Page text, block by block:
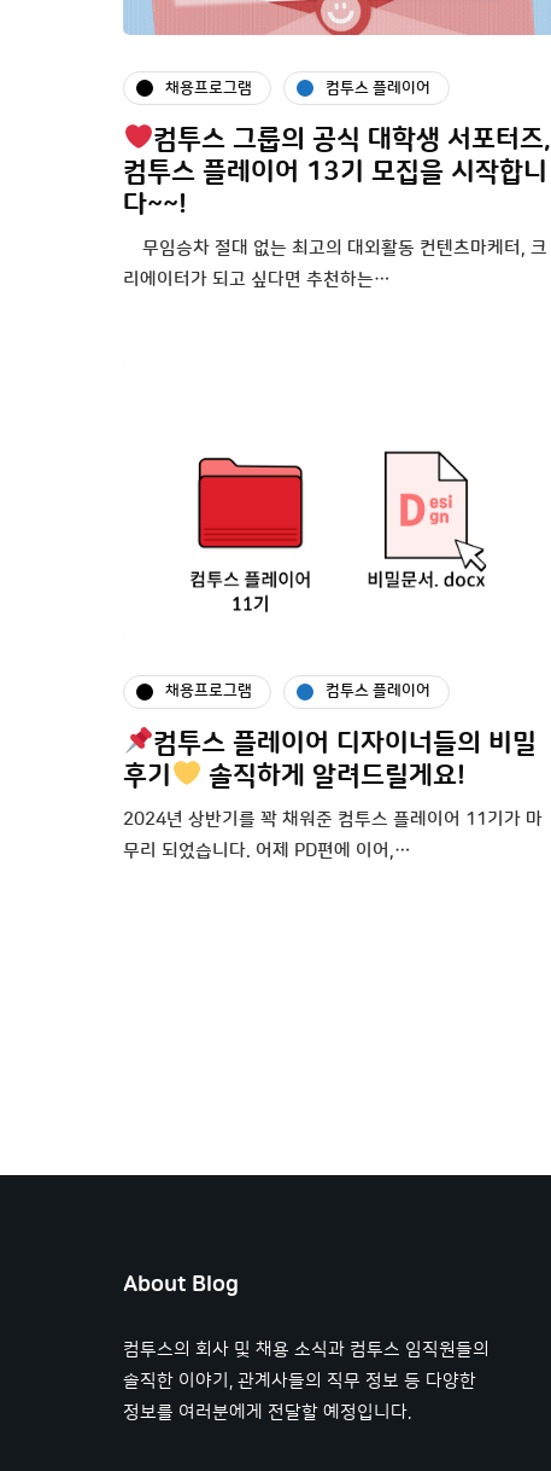
채용프로그램 컴투스 플레이어
컴투스 그룹의 공식 대학생 서포터즈,
컴투스 플레이어 13기 모집을 시작합니
다~~!
무임승차 절대 없는 최고의 대외활동 컨텐츠마케터, 크
리에이터가 되고 싶다면 추천하는…
채용프로그램 컴투스 플레이어
컴투스 플레이어 디자이너들의 비밀
후기
솔직하게 알려드릴게요!
2024년 상반기를 꽉 채워준 컴투스 플레이어 11기가 마
무리 되었습니다. 어제 PD편에 이어,…
About Blog
컴투스의 회사 및 채용 소식과 컴투스 임직원들의
솔직한 이야기, 관계사들의 직무 정보 등 다양한
정보를 여러분에게 전달할 예정입니다.